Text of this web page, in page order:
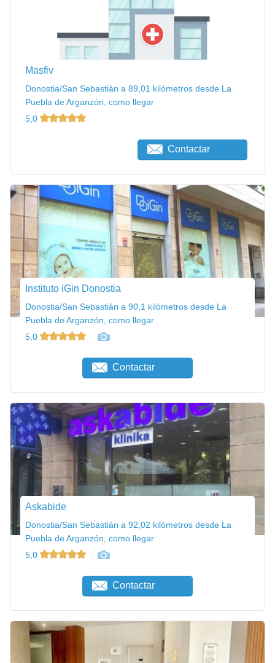
Masfiv
Donostia/San Sebastián a 89,01 kilómetros desde La
Puebla de Arganzón, como llegar
5,0
Contactar
Instituto iGin Donostia
Donostia/San Sebastián a 90,1 kilómetros desde La
Puebla de Arganzón, como llegar
5,0
Contactar
Askabide
Donostia/San Sebastián a 92,02 kilómetros desde La
Puebla de Arganzón, como llegar
5,0
Contactar